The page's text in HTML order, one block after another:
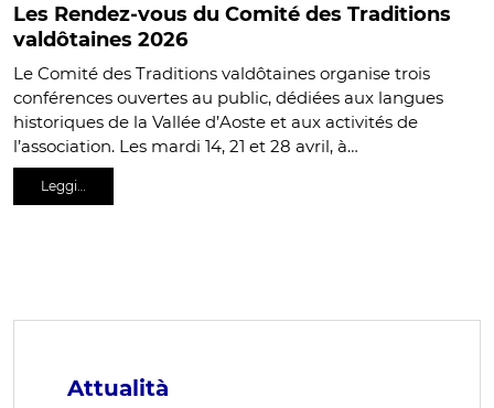
Les Rendez-vous du Comité des Traditions
valdôtaines 2026
Le Comité des Traditions valdôtaines organise trois
conférences ouvertes au public, dédiées aux langues
historiques de la Vallée d’Aoste et aux activités de
l’association. Les mardi 14, 21 et 28 avril, à…
Leggi…
Attualità